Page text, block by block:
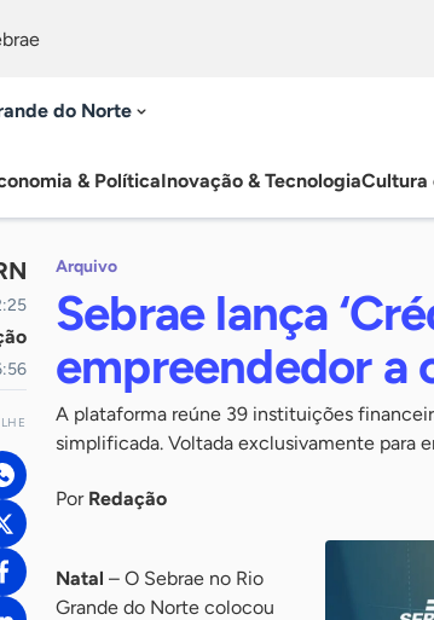
do Norte
& PolíticaInovação & TecnologiaCultura
Arquivo
Sebrae lança
empreendedor a
A plataforma reúne 39 instituições
simplificada. Voltada exclusivamente para
Por Redação
Natal – O Sebrae no Rio
Grande do Norte colocou